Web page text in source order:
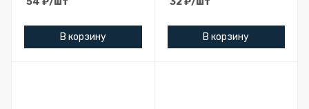
В корзину В корзину